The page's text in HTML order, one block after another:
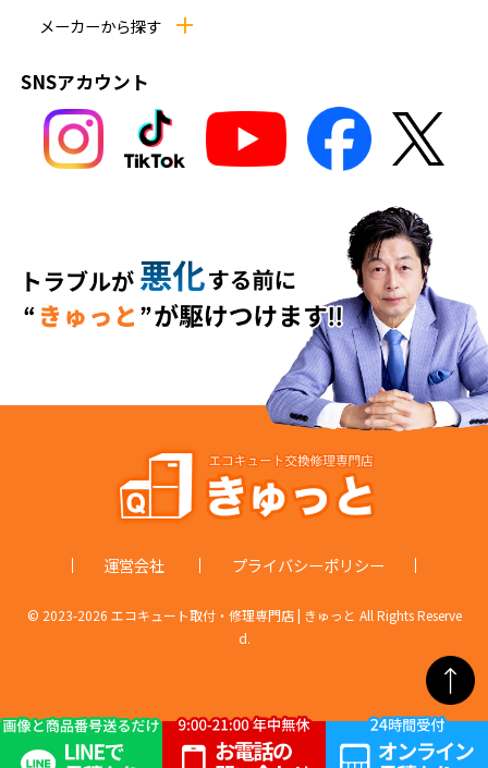
メーカーから探す
SNSアカウント
運営会社 プライバシーポリシー
© 2023-2026 エコキュート取付・修理専門店 | きゅっと All Rights Reserve
d.